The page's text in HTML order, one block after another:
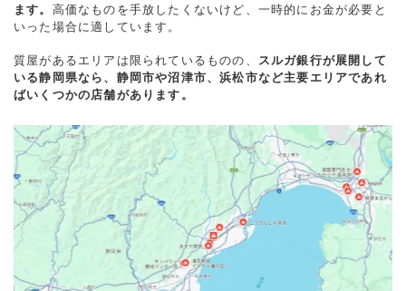
ます。 高価なものを手放したくないけど、一時的にお金が必要と
いった場合に適しています。
質屋があるエリアは限られているものの、
スルガ銀行が展開して
いる静岡県なら、静岡市や沼津市、浜松市など主要エリアであれ
ばいくつかの店舗があります。